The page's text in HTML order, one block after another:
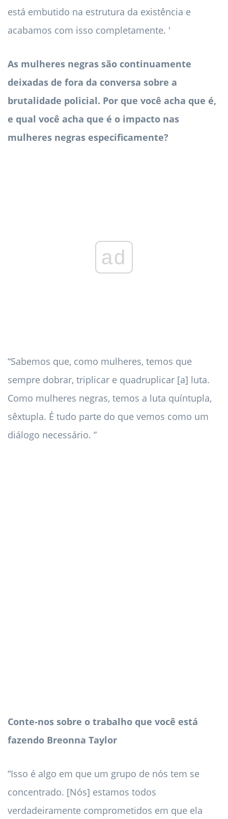
está embutido na estrutura da existência e
acabamos com isso completamente. '
As mulheres negras são continuamente
deixadas de fora da conversa sobre a
brutalidade policial. Por que você acha que é,
e qual você acha que é o impacto nas
mulheres negras especificamente?
ad
“Sabemos que, como mulheres, temos que
sempre dobrar, triplicar e quadruplicar [a] luta.
Como mulheres negras, temos a luta quíntupla,
sêxtupla. É tudo parte do que vemos como um
diálogo necessário. ”
Conte-nos sobre o trabalho que você está
fazendo Breonna Taylor
“Isso é algo em que um grupo de nós tem se
concentrado. [Nós] estamos todos
verdadeiramente comprometidos em que ela